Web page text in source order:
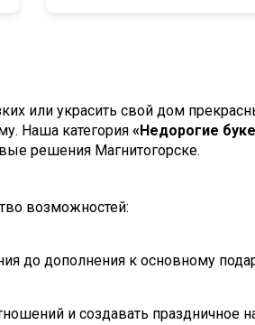
или украсить свой дом
Наша категория «Недорогие
решения Магнитогорске.
возможностей:
до дополнения к основному
и создавать праздничное